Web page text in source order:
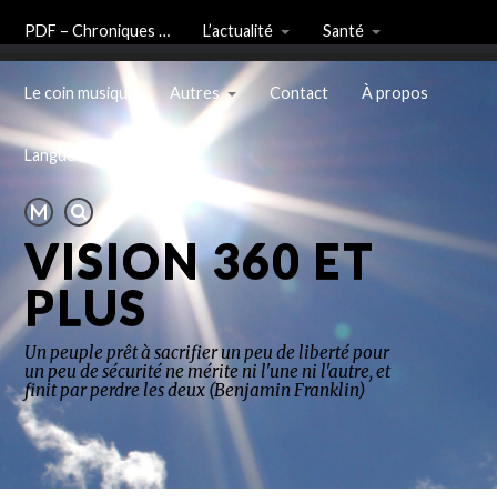
PDF – Chroniques … L’actualité Santé
Le coin musique Autres Contact À propos
Langue
VISION 360 ET
PLUS
Un peuple prêt à sacrifier un peu de liberté pour
un peu de sécurité ne mérite ni l'une ni l'autre, et
finit par perdre les deux (Benjamin Franklin)